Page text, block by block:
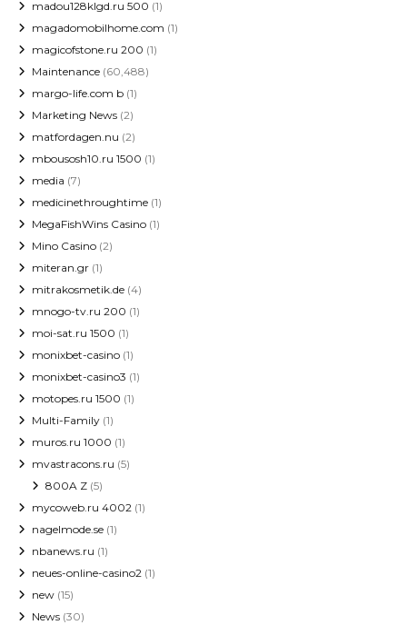
madou128klgd.ru 500 (1)
magadomobilhome.com (1)
magicofstone.ru 200 (1)
Maintenance (60,488)
margo-life.com b (1)
Marketing News (2)
matfordagen.nu (2)
mbousosh10.ru 1500 (1)
media (7)
medicinethroughtime (1)
MegaFishWins Casino (1)
Mino Casino (2)
miteran.gr (1)
mitrakosmetik.de (4)
mnogo-tv.ru 200 (1)
moi-sat.ru 1500 (1)
monixbet-casino (1)
monixbet-casino3 (1)
motopes.ru 1500 (1)
Multi-Family (1)
muros.ru 1000 (1)
mvastracons.ru (5)
800A Z (5)
mycoweb.ru 4002 (1)
nagelmode.se (1)
nbanews.ru (1)
neues-online-casino2 (1)
new (15)
News (30)